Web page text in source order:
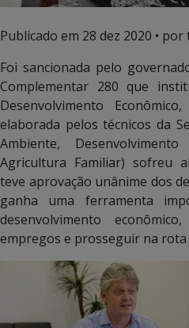
Publicado em 28 dez 2020 • por
Foi sancionada pelo
Complementar 280 que
Desenvolvimento
elaborada pelos técnicos da
Ambiente,
Agricultura Familiar) sofreu
teve aprovação unânime dos
ganha uma ferramenta
desenvolvimento
empregos e prosseguir na rota